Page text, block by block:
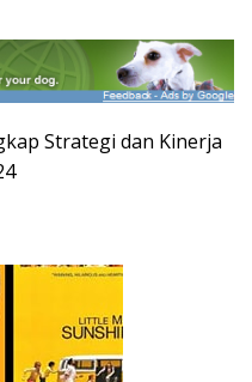
Strategi dan Kinerja